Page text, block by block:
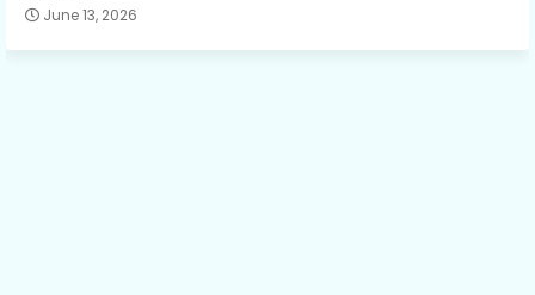
June 13, 2026